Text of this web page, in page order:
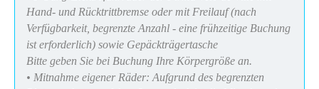
Hand- und Rücktrittbremse oder mit Freilauf (nach
Verfügbarkeit, begrenzte Anzahl - eine frühzeitige Buchung
ist erforderlich) sowie Gepäckträgertasche
Bitte geben Sie bei Buchung Ihre Körpergröße an.
• Mitnahme eigener Räder: Aufgrund des begrenzten